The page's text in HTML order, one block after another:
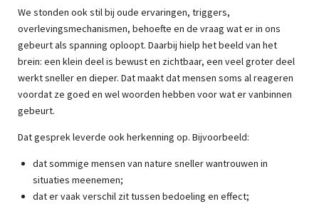
We stonden ook stil bij oude ervaringen, triggers,
overlevingsmechanismen, behoefte en de vraag wat er in ons
gebeurt als spanning oploopt. Daarbij hielp het beeld van het
brein: een klein deel is bewust en zichtbaar, een veel groter deel
werkt sneller en dieper. Dat maakt dat mensen soms al reageren
voordat ze goed en wel woorden hebben voor wat er vanbinnen
gebeurt.
Dat gesprek leverde ook herkenning op. Bijvoorbeeld:
dat sommige mensen van nature sneller wantrouwen in
situaties meenemen;
dat er vaak verschil zit tussen bedoeling en effect;